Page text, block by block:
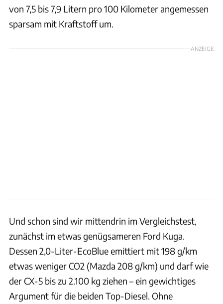
von 7,5 bis 7,9 Litern pro 100 Kilometer angemessen
sparsam mit Kraftstoff um.
ANZEIGE
Und schon sind wir mittendrin im Vergleichstest,
zunächst im etwas genügsameren Ford Kuga.
Dessen 2,0-Liter-EcoBlue emittiert mit 198 g/km
etwas weniger CO2 (Mazda 208 g/km) und darf wie
der CX-5 bis zu 2.100 kg ziehen – ein gewichtiges
Argument für die beiden Top-Diesel. Ohne